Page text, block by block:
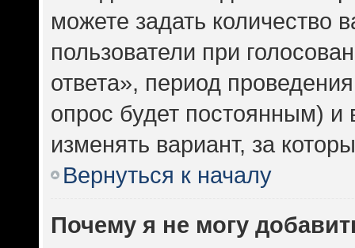
можете задать количество
пользователи при
ответа», период
опрос будет постоянным) и
изменять вариант, за
Вернуться к началу
Почему я не могу